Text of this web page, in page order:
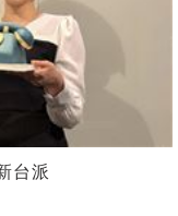
台派